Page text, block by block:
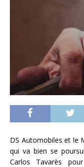
DS Automobiles et le
qui va bien se
Carlos Tavarès